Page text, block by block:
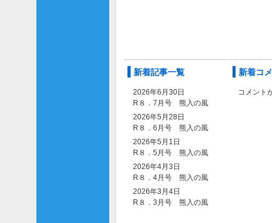
新着記事一覧
2026年6月30日
R８．7月号 熊入の風
2026年5月28日
R８．6月号 熊入の風
2026年5月1日
R８．5月号 熊入の風
2026年4月3日
R８．4月号 熊入の風
2026年3月4日
R８．3月号 熊入の風
新着コ
コメント